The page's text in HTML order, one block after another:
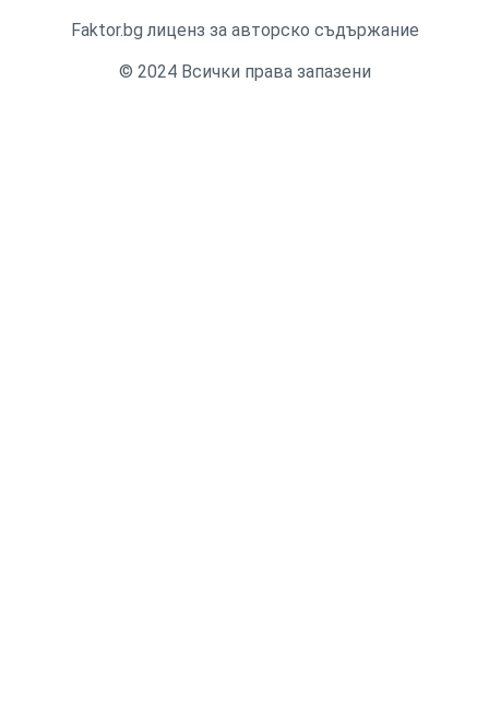
Faktor.bg лиценз за авторско съдържание
© 2024 Всички права запазени